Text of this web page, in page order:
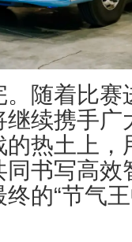
随着比赛
续携手广
热土上，
书写高效
的“节气